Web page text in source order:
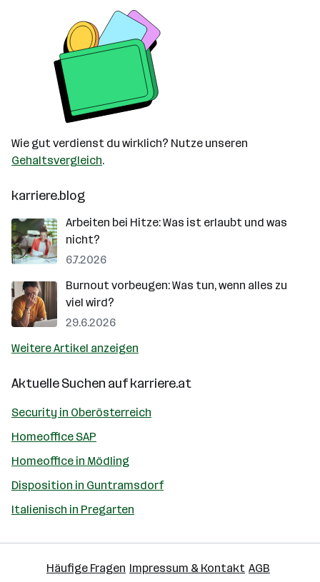
Wie gut verdienst du wirklich? Nutze unseren
Gehaltsvergleich.
karriere.blog
Arbeiten bei Hitze: Was ist erlaubt und was
nicht?
6.7.2026
Burnout vorbeugen: Was tun, wenn alles zu
viel wird?
29.6.2026
Weitere Artikel anzeigen
Aktuelle Suchen aufkarriere.at
Security in Oberösterreich
Homeoffice SAP
Homeoffice in Mödling
Disposition in Guntramsdorf
Italienisch in Pregarten
Häufige Fragen Impressum & Kontakt AGB